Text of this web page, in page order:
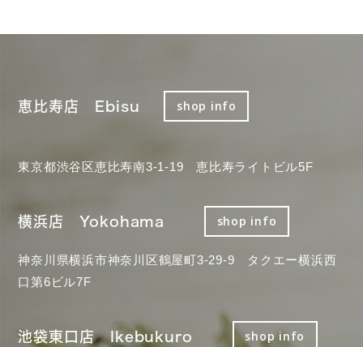
恵比寿店 Ebisu shop info
東京都渋谷区恵比寿南3-1-19 恵比寿ライトビル5F
横浜店 Yokohama shop info
神奈川県横浜市神奈川区鶴屋町3-29-9 タクエー横浜西
口第6ビル7F
池袋東口店 Ikebukuro shop info